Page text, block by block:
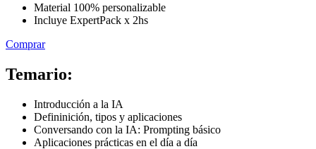
Material 100% personalizable
Incluye ExpertPack x 2hs
Comprar
Temario:
Introducción a la IA
Defininición, tipos y aplicaciones
Conversando con la IA: Prompting básico
Aplicaciones prácticas en el día a día